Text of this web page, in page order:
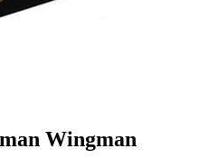
Wingman